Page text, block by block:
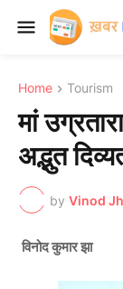
Home Tourism
मां
अद्भुत
by Vinod
विनोद कुमार झा